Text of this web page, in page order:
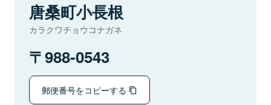
唐桑町小長根
カラクワチョウコナガネ
988-0543
郵便番号をコピーする